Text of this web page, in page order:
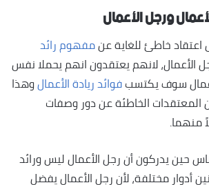
ورجل الأعمال
اعتقاد خاطئ للغاية عنمفهوم رائد
لانهم يعتقدون انهم يحملا نفس
سوف يكتسبفوائد ريادة الأعمالوهذا
المعتقدات الخاطئة عن دور وصفات
منهما.
حين يدركون أن رجل الأعمال ليس ورائد
أدوار مختلفة، لأن رجل الأعمال يفضل